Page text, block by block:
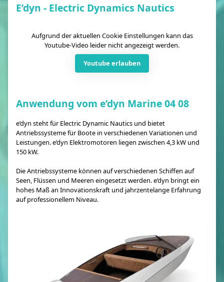
E’dyn - Electric Dynamics Nautics
Aufgrund der aktuellen Cookie Einstellungen kann das
Youtube-Video leider nicht angezeigt werden.
Youtube erlauben
Anwendung vom e’dyn Marine 04 08
e’dyn steht für Electric Dynamic Nautics und bietet
Antriebssysteme für Boote in verschiedenen Variationen und
Leistungen. e’dyn Elektromotoren liegen zwischen 4,3 kW und
150 kW.
Die Antriebssysteme können auf verschiedenen Schiffen auf
Seen, Flüssen und Meeren eingesetzt werden. e’dyn bringt ein
hohes Maß an Innovationskraft und jahrzentelange Erfahrung
auf professionellem Niveau.